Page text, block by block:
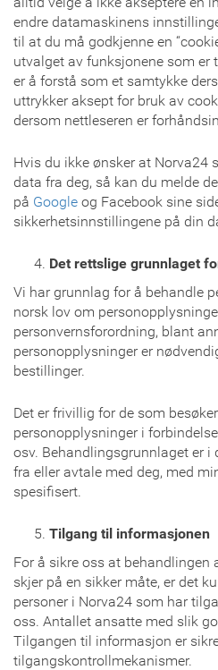
endre datamaskinens
til at du må godkjenne en
utvalget av funksjonene som er
er å forstå som et samtykke
uttrykker aksept for bruk av
dersom nettleseren er
Hvis du ikke ønsker at Norva24
data fra deg, så kan du melde
på Google og Facebook sine
sikkerhetsinnstillingene på din
Det rettslige grunnlaget
Vi har grunnlag for å behandle
norsk lov om
personvernsforordning, blant
personopplysninger er
bestillinger.
Det er frivillig for de som
personopplysninger i
osv. Behandlingsgrunnlaget er
fra eller avtale med deg, med
spesifisert.
Tilgang til informasjonen
For å sikre oss at behandlingen
skjer på en sikker måte, er det
personer i Norva24 som har
oss. Antallet ansatte med slik
Tilgangen til informasjon er
tilgangskontrollmekanismer.